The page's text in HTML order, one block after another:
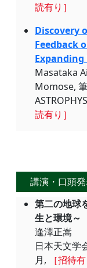
読有り］
Discovery
Feedback
Expanding
Masataka
Momose,
読有り］
講演・口頭
第二の地球
生
逢澤正嵩
日本天文学
月,
［招待有